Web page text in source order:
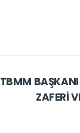
TBMM BAŞKANI
ZAFERİ